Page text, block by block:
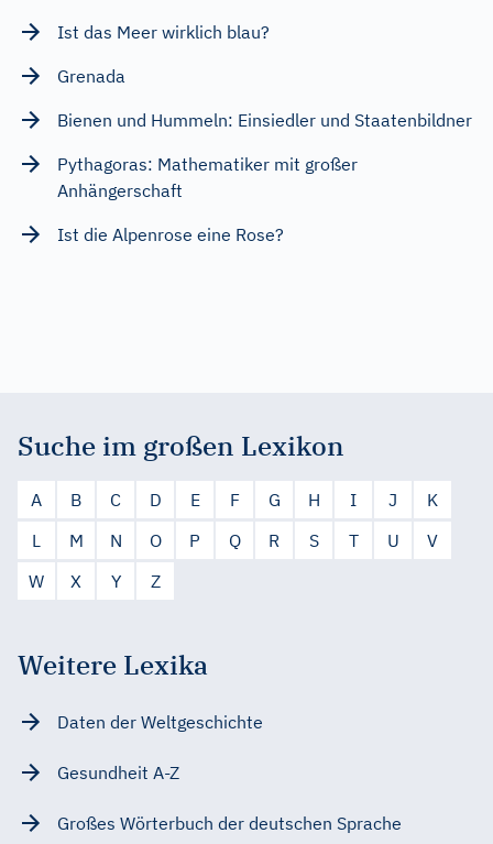
Ist das Meer wirklich blau?
Grenada
Bienen und Hummeln: Einsiedler und Staatenbildner
Pythagoras: Mathematiker mit großer
Anhängerschaft
Ist die Alpenrose eine Rose?
Suche im großen Lexikon
A B C D E F G H I J
K
L
M N O P Q R S T U
V
W
X Y Z
Weitere Lexika
Daten der Weltgeschichte
Gesundheit A-Z
Großes Wörterbuch der deutschen Sprache